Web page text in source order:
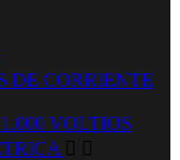
DE CORRIENTE
VOLTIOS
 